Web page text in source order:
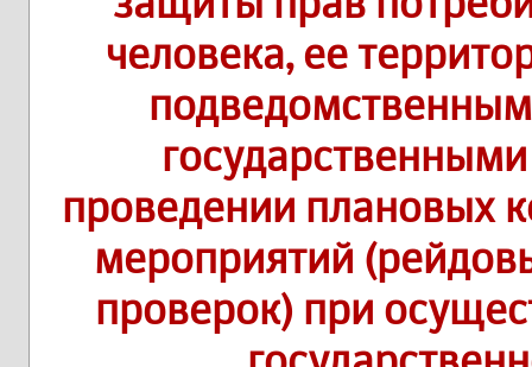
человека, ее
проведении плановых
мероприятий
проверок) при